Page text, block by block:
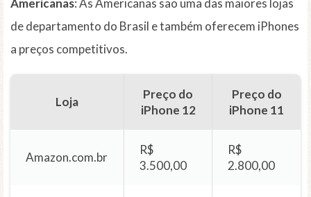
Americanas: As Americanas são uma das maiores lojas
de departamento do Brasil e também oferecem iPhones
a preços competitivos.
Loja
Preço do
iPhone 12
Preço do
iPhone 11
Amazon.com.br
R$
3.500,00
R$
2.800,00